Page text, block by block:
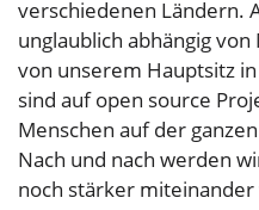
verschiedenen Ländern.
unglaublich abhängig
von unserem Hauptsitz
sind auf open source
Menschen auf der
Nach und nach werden
noch stärker